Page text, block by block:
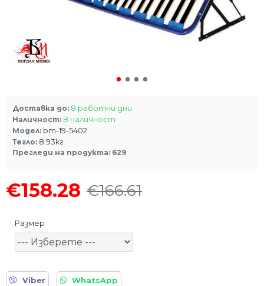
Доставка до: 8 работни дни
Наличност: В наличност
Модел: bm-19-5402
Тегло: 8.93кг
Прегледи на продукта: 629
€158.28 €166.61
Размер
Viber WhatsApp